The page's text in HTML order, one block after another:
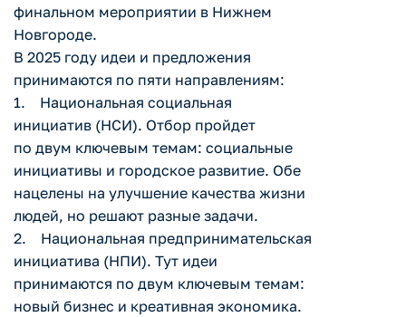
финальном мероприятии в Нижнем
Новгороде.
В 2025 году идеи и предложения
принимаются по пяти направлениям:
1. Национальная социальная
инициатив (НСИ). Отбор пройдет
по двум ключевым темам: социальные
инициативы и городское развитие. Обе
нацелены на улучшение качества жизни
людей, но решают разные задачи.
2. Национальная предпринимательская
инициатива (НПИ). Тут идеи
принимаются по двум ключевым темам:
новый бизнес и креативная экономика.